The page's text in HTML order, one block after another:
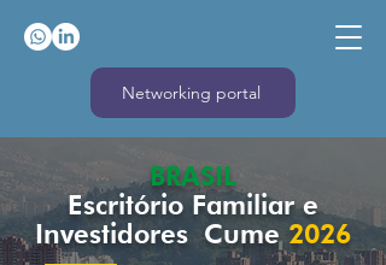
Networking portal
BRASIL
Escritório Familiar e
InvestidoresCume 2026